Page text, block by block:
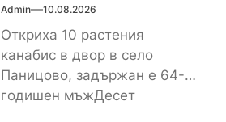
Admin 10.08.2026
Откриха 10 растения
канабис в двор в село
Паницово, задържан е 64-
годишен мъжДесет